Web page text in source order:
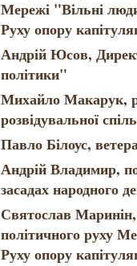
Мережі "Вільні
Руху опору
Андрій Юсов,
політики"
Михайло Макарук,
розвідувальної
Павло Білоус,
Андрій Владимир,
засадах народного
Святослав
політичного руху
Руху опору